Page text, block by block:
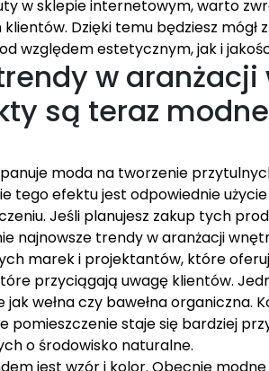
w sklepie internetowym, warto
Dzięki temu będziesz mógł
względem estetycznym, jak i
w aranżacji
są teraz
moda na tworzenie
tego efektu jest odpowiednie
Jeśli planujesz zakup tych
najnowsze trendy w aranżacji
marek i projektantów, które
przyciągają uwagę klientów.
jak wełna czy bawełna organiczna.
pomieszczenie staje się bardziej
o środowisko naturalne.